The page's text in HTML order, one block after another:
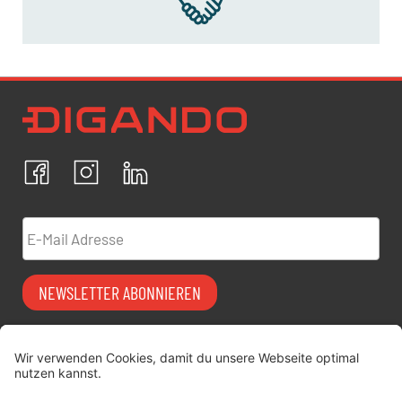
FacebookInstagram
Ich bestätige, dass ich die
Datenschutzrichtlinien
personenbezogenen Daten einverstanden.
E-Mail Adresse
NEWSLETTER ABONNIEREN
Vermiet-Partner
FAQ